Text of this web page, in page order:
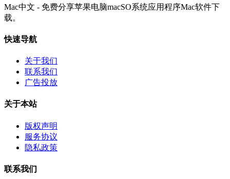
Mac中文 - 免费分享苹果电脑macSO系统应用程序Mac软件下
载。
快速导航
关于我们
联系我们
广告投放
关于本站
版权声明
服务协议
隐私政策
联系我们